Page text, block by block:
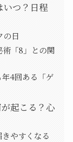
いつ？日程
の日
「8」との関
4回ある「ゲ
起こる？心
やすくなる